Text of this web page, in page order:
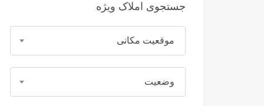
جستجوی املاک ویژه
موقعیت مکانی
وضعیت